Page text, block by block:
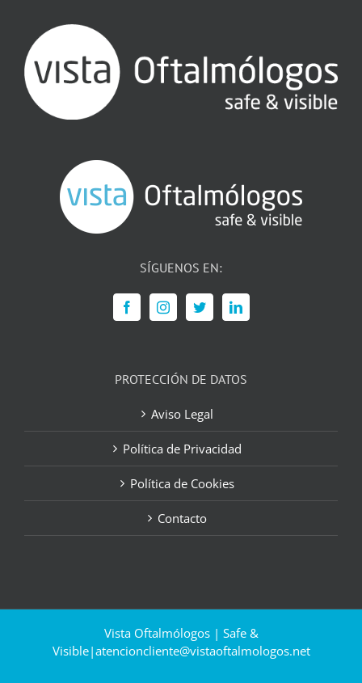
SÍGUENOS EN:
PROTECCIÓN DE DATOS
Aviso Legal
Política de Privacidad
Política de Cookies
Contacto
Vista Oftalmólogos | Safe &
Visible|atencioncliente@vistaoftalmologos.net